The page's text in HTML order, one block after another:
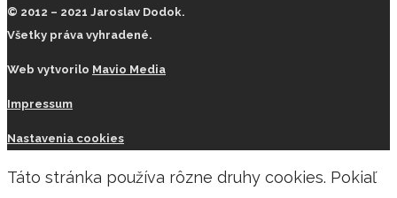
© 2012 – 2021 Jaroslav Dodok.
Všetky práva vyhradené.
Web vytvorilo Mavio Media
Impressum
Nastavenia cookies
Táto stránka používa rôzne druhy cookies. Pokiaľ